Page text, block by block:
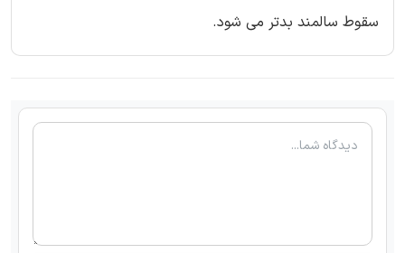
سقوط سالمند بدتر می شود.